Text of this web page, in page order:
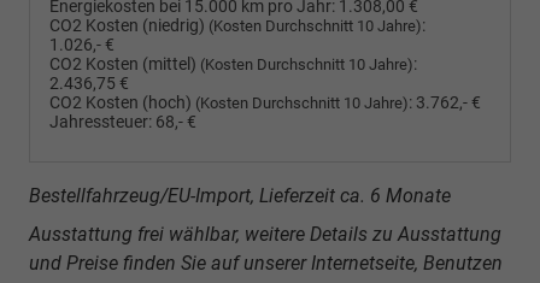
Energiekosten bei 15.000 km pro Jahr: 1.308,00 €
CO2 Kosten (niedrig) (Kosten Durchschnitt 10 Jahre):
1.026,- €
CO2 Kosten (mittel) (Kosten Durchschnitt 10 Jahre):
2.436,75 €
CO2 Kosten (hoch) (Kosten Durchschnitt 10 Jahre): 3.762,- €
Jahressteuer: 68,- €
Bestellfahrzeug/EU-Import, Lieferzeit ca. 6 Monate
Ausstattung frei wählbar, weitere Details zu Ausstattung
und Preise finden Sie auf unserer Internetseite, Benutzen